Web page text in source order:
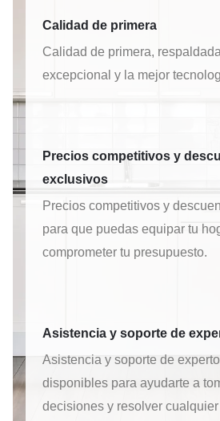
Calidad de primera
Calidad de primera,
excepcional y la mejor
Precios competitivos y
exclusivos
Precios competitivos y
para que puedas equipar tu
comprometer tu presupuesto.
Asistencia y soporte de
Asistencia y soporte de
disponibles para ayudarte a
decisiones y resolver